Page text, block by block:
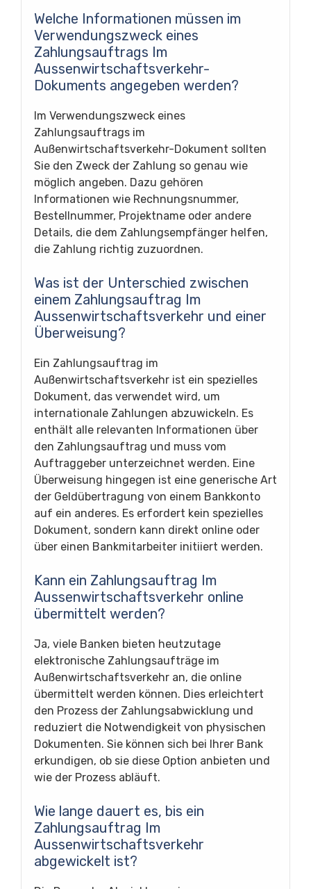
Welche Informationen müssen im
Verwendungszweck eines
Zahlungsauftrags Im
Aussenwirtschaftsverkehr-
Dokuments angegeben werden?
Im Verwendungszweck eines
Zahlungsauftrags im
Außenwirtschaftsverkehr-Dokument sollten
Sie den Zweck der Zahlung so genau wie
möglich angeben. Dazu gehören
Informationen wie Rechnungsnummer,
Bestellnummer, Projektname oder andere
Details, die dem Zahlungsempfänger helfen,
die Zahlung richtig zuzuordnen.
Was ist der Unterschied zwischen
einem Zahlungsauftrag Im
Aussenwirtschaftsverkehr und einer
Überweisung?
Ein Zahlungsauftrag im
Außenwirtschaftsverkehr ist ein spezielles
Dokument, das verwendet wird, um
internationale Zahlungen abzuwickeln. Es
enthält alle relevanten Informationen über
den Zahlungsauftrag und muss vom
Auftraggeber unterzeichnet werden. Eine
Überweisung hingegen ist eine generische Art
der Geldübertragung von einem Bankkonto
auf ein anderes. Es erfordert kein spezielles
Dokument, sondern kann direkt online oder
über einen Bankmitarbeiter initiiert werden.
Kann ein Zahlungsauftrag Im
Aussenwirtschaftsverkehr online
übermittelt werden?
Ja, viele Banken bieten heutzutage
elektronische Zahlungsaufträge im
Außenwirtschaftsverkehr an, die online
übermittelt werden können. Dies erleichtert
den Prozess der Zahlungsabwicklung und
reduziert die Notwendigkeit von physischen
Dokumenten. Sie können sich bei Ihrer Bank
erkundigen, ob sie diese Option anbieten und
wie der Prozess abläuft.
Wie lange dauert es, bis ein
Zahlungsauftrag Im
Aussenwirtschaftsverkehr
abgewickelt ist?